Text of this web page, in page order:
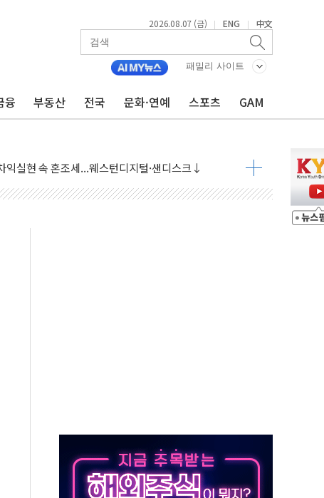
2026.08.07 (금) | ENG | 中文
패밀리 사이트
융 부동산 전국 문화·연예 스포츠 GAM
온큐·도어대시↑ VS 샌디스크·피그마·앱러빈↓
대…상법·자본시장법 개정 논의"
긴급 안보 점검회의
무즈 재개방 기대에 강세
'사파리' 공격… 시민들 공포감 극대화 전략
주총 기대감에 홀로 상한가…마진 잔액은 사상 최고
응 1단계 진압 중
, 경쟁상대 中과 비교해야"
는 '선봉'의 대민 봉사
사일 1발 발사… 올해 10번째·42일 만 도발
만에 진화...외국인 노동자 숨져
2
가축 피해 최소화 '총력 대응'